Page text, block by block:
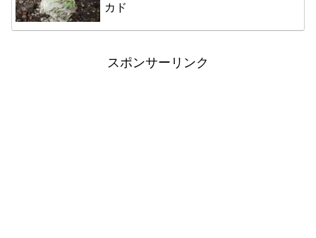
カド
スポンサーリンク